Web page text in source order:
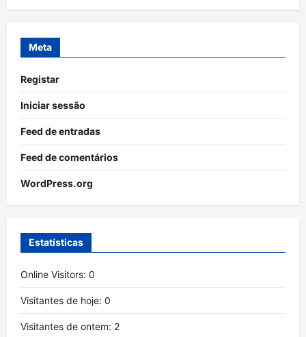
Meta
Registar
Iniciar sessão
Feed de entradas
Feed de comentários
WordPress.org
Estatísticas
Online Visitors: 0
Visitantes de hoje: 0
Visitantes de ontem: 2